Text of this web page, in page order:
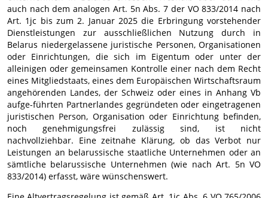
auch nach dem analogen Art. 5n Abs. 7 der VO 833/2014 nach
Art. 1jc bis zum 2. Januar 2025 die Erbringung vorstehender
Dienstleistungen zur ausschließlichen Nutzung durch in
Belarus niedergelassene juristische Personen, Organisationen
oder Einrichtungen, die sich im Eigentum oder unter der
alleinigen oder gemeinsamen Kontrolle einer nach dem Recht
eines Mitgliedstaats, eines dem Europäischen Wirtschaftsraum
angehörenden Landes, der Schweiz oder eines in Anhang Vb
aufge-führten Partnerlandes gegründeten oder eingetragenen
juristischen Person, Organisation oder Einrichtung befinden,
noch genehmigungsfrei zulässig sind, ist nicht
nachvollziehbar. Eine zeitnahe Klärung, ob das Verbot nur
Leistungen an belarussische staatliche Unternehmen oder an
sämtliche belarussische Unternehmen (wie nach Art. 5n VO
833/2014) erfasst, wäre wünschenswert.